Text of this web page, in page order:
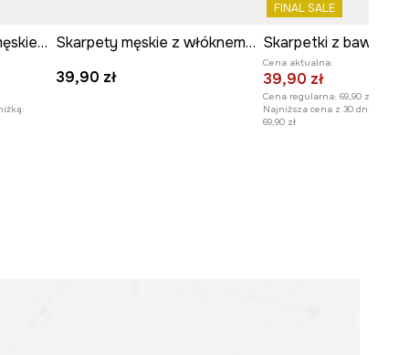
Skarpetki z bawełną męskie wzorzyste (2-pack)
Skarpety męskie z włóknem bambusowym gładkie 3-pack
39,90 zł
FINAL SALE
Cena aktualna:
39,90 zł
Cena regularna: 69,90 zł
Najniższa cena z 30 dni przed
69,90 zł